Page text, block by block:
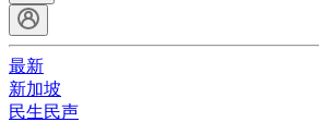
最新
新加坡
民生民声